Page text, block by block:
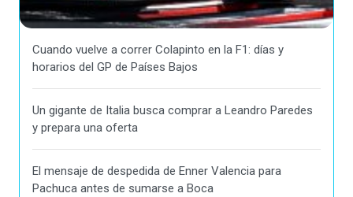
Cuando vuelve a correr Colapinto en la F1: días y
horarios del GP de Países Bajos
Un gigante de Italia busca comprar a Leandro Paredes
y prepara una oferta
El mensaje de despedida de Enner Valencia para
Pachuca antes de sumarse a Boca